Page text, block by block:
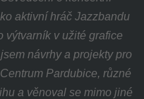
aktivní hráč Jazzbandu
výtvarník v užité grafice
návrhy a projekty pro
Pardubice, různé
a věnoval se mimo jiné